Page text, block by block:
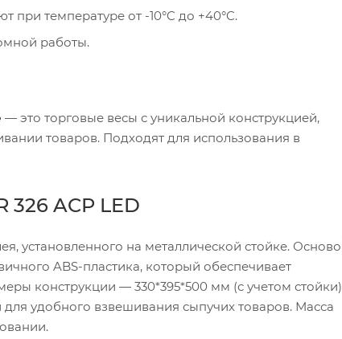
при температуре от -10°C до +40°C.
работы.
— это торговые весы с уникальной конструкцией,
товаров. Подходят для использования в
326 ACP LED
установленного на металлической стойке.
ABS-пластика, который обеспечивает
конструкции — 330*395*500 мм (с учетом
удобного взвешивания сыпучих товаров. Масса